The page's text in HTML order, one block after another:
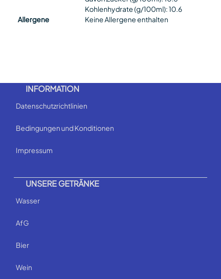
Kohlenhydrate (g/100ml): 10.6
Allergene
Keine Allergene enthalten
INFORMATION
Datenschutzrichtlinien
Bedingungen und Konditionen
Impressum
UNSERE GETRÄNKE
Wasser
AfG
Bier
Wein